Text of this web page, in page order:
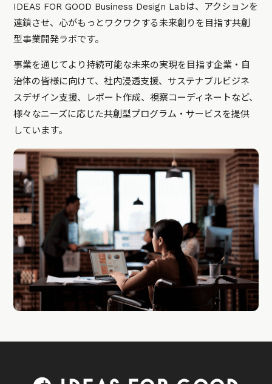
IDEAS FOR GOOD Business Design Labは、アクションを
連鎖させ、心がもっとワクワクする未来創りを目指す共創
型事業開発ラボです。
事業を通じてより持続可能な未来の実現を目指す企業・自
治体の皆様に向けて、社内浸透支援、サステナブルビジネ
スデザイン支援、レポート作成、視察コーディネートなど、
様々なニーズに応じた共創型プログラム・サービスを提供
しています。